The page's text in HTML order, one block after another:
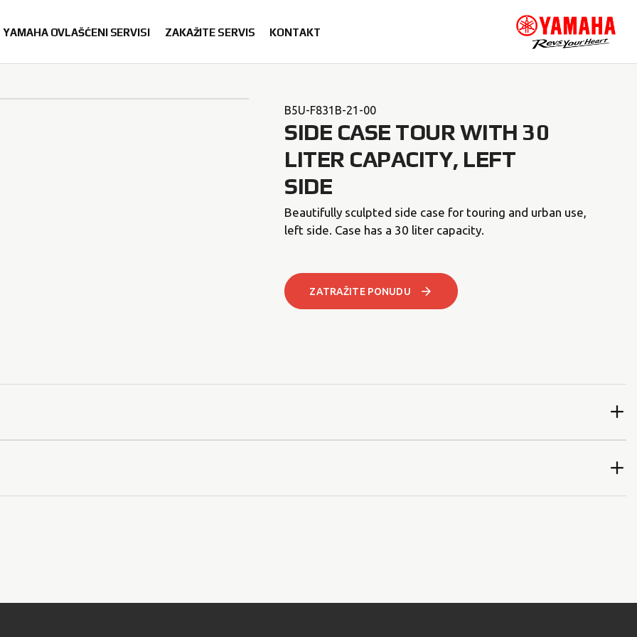
YAMAHA OVLAŠĆENI SERVISI ZAKAŽITE SERVIS KONTAKT
B5U-F831B-21-00
SIDE CASE TOUR WITH 30
LITER CAPACITY, LEFT
SIDE
Beautifully sculpted side case for touring and urban use,
left side. Case has a 30 liter capacity.
ZATRAŽITE PONUDU